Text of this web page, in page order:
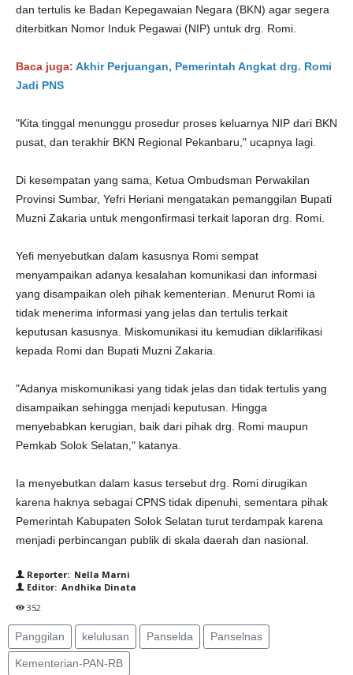
dan tertulis ke Badan Kepegawaian Negara (BKN) agar segera
diterbitkan Nomor Induk Pegawai (NIP) untuk drg. Romi.
Baca juga: Akhir Perjuangan, Pemerintah Angkat drg. Romi
Jadi PNS
"Kita tinggal menunggu prosedur proses keluarnya NIP dari BKN
pusat, dan terakhir BKN Regional Pekanbaru," ucapnya lagi.
Di kesempatan yang sama, Ketua Ombudsman Perwakilan
Provinsi Sumbar, Yefri Heriani mengatakan pemanggilan Bupati
Muzni Zakaria untuk mengonfirmasi terkait laporan drg. Romi.
Yefi menyebutkan dalam kasusnya Romi sempat
menyampaikan adanya kesalahan komunikasi dan informasi
yang disampaikan oleh pihak kementerian. Menurut Romi ia
tidak menerima informasi yang jelas dan tertulis terkait
keputusan kasusnya. Miskomunikasi itu kemudian diklarifikasi
kepada Romi dan Bupati Muzni Zakaria.
"Adanya miskomunikasi yang tidak jelas dan tidak tertulis yang
disampaikan sehingga menjadi keputusan. Hingga
menyebabkan kerugian, baik dari pihak drg. Romi maupun
Pemkab Solok Selatan," katanya.
Ia menyebutkan dalam kasus tersebut drg. Romi dirugikan
karena haknya sebagai CPNS tidak dipenuhi, sementara pihak
Pemerintah Kabupaten Solok Selatan turut terdampak karena
menjadi perbincangan publik di skala daerah dan nasional.
Reporter: Nella Marni
Editor: Andhika Dinata
352
Panggilan kelulusan Panselda Panselnas
Kementerian-PAN-RB